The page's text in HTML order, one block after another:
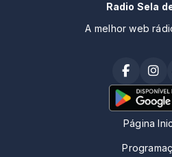
Radio Sela
A melhor web
Página